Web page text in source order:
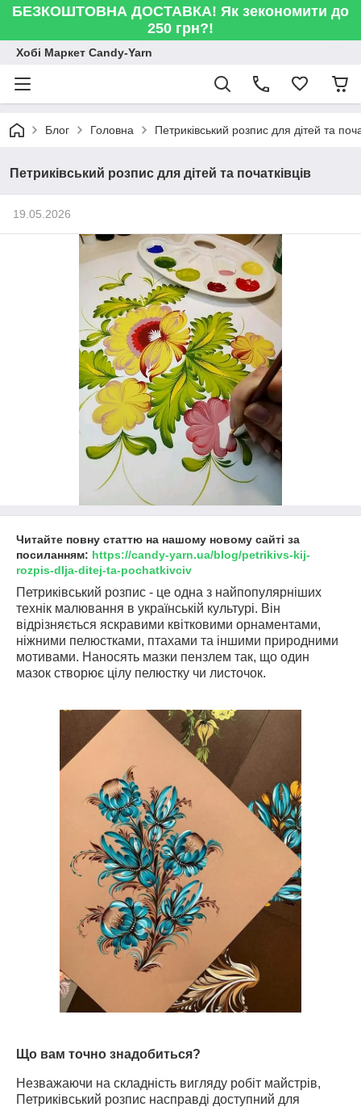
БЕЗКОШТОВНА ДОСТАВКА! Як зекономити до
250 грн?!
Хобі Маркет Candy-Yarn
Блог Головна Петриківський розпис для дітей та
Петриківський розпис для дітей та початківців
19.05.2026
Читайте повну статтю на нашому новому сайті за
посиланням: https://candy-yarn.ua/blog/petrikivs-kij-
rozpis-dlja-ditej-ta-pochatkivciv
Петриківський розпис - це одна з найпопулярніших
технік малювання в українській культурі. Він
відрізняється яскравими квітковими орнаментами,
ніжними пелюстками, птахами та іншими природними
мотивами. Наносять мазки пензлем так, що один
мазок створює цілу пелюстку чи листочок.
Що вам точно знадобиться?
Незважаючи на складність вигляду робіт майстрів,
Петриківський розпис насправді доступний для